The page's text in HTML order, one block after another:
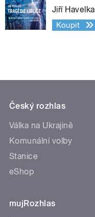
Jiří Havelka
Koupit
Český rozhlas
Válka na Ukrajině
Komunální volby
Stanice
eShop
mujRozhlas